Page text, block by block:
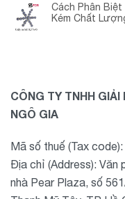
Cách Phân Biệt
Kém Chất
CÔNG TY TNHH GIẢI
NGÔ GIA
Mã số thuế (Tax
Địa chỉ (Address): Văn
nhà Pear Plaza, số